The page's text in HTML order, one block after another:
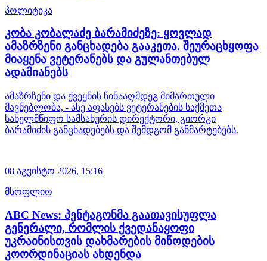
პოლიტიკა
კობა კობალაძე ბარამიძეზე: ყოვლად
ამაზრზენი განცხადება გააკეთა. შეურაცხყოფა
მიაყენა ვეტერანებს და გულანთებულ
ადამიანებს
ამაზრზენი და ქვეყნის წინააღმდეგ მიმართული
მავნებლობა, - ასე აფასებს ვეტერანების საქმეთა
სახელმწიფო სამსახურის დირექტორი, გიორგი
ბარამიძის განცხადებებს და შემდგომ განმარტებებს.
08 აგვისტო 2026, 15:16
მსოფლიო
ABC News: პენტაგონმა გაათავისუფლა
გენერალი, რომლის ქვედანაყოფი
უკრაინისთვის დახმარების მიწოდების
კოორდინაციას ახდენდა